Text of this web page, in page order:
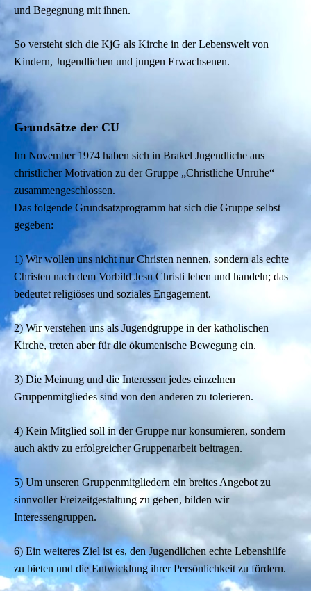
und Begegnung mit ihnen.
So versteht sich die KjG als Kirche in der Lebenswelt von
Kindern, Jugendlichen und jungen Erwachsenen.
Grundsätze der CU
Im November 1974 haben sich in Brakel Jugendliche aus
christlicher Motivation zu der Gruppe „Christliche Unruhe“
zusammengeschlossen.
Das folgende Grundsatzprogramm hat sich die Gruppe selbst
gegeben:
1) Wir wollen uns nicht nur Christen nennen, sondern als echte
Christen nach dem Vorbild Jesu Christi leben und handeln; das
bedeutet religiöses und soziales Engagement.
2) Wir verstehen uns als Jugendgruppe in der katholischen
Kirche, treten aber für die ökumenische Bewegung ein.
3) Die Meinung und die Interessen jedes einzelnen
Gruppenmitgliedes sind von den anderen zu tolerieren.
4) Kein Mitglied soll in der Gruppe nur konsumieren, sondern
auch aktiv zu erfolgreicher Gruppenarbeit beitragen.
5) Um unseren Gruppenmitgliedern ein breites Angebot zu
sinnvoller Freizeitgestaltung zu geben, bilden wir
Interessengruppen.
6) Ein weiteres Ziel ist es, den Jugendlichen echte Lebenshilfe
zu bieten und die Entwicklung ihrer Persönlichkeit zu fördern.